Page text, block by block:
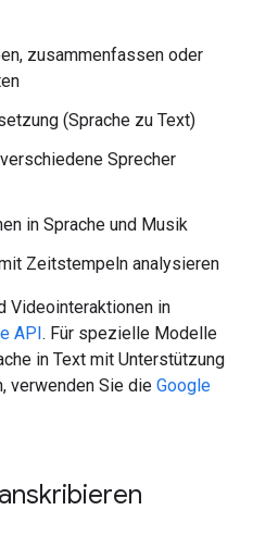
zusammenfassen oder
(Sprache zu Text)
Sprecher
in Sprache und Musik
Zeitstempeln analysieren
Videointeraktionen in
API. Für spezielle Modelle
in Text mit Unterstützung
verwenden Sie die Google